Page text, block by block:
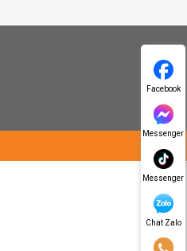
Facebook
Messenger
Messenger
Chat Zalo